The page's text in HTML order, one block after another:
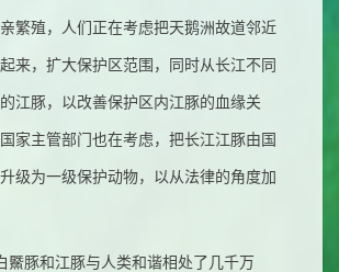
繁殖，人们正在考虑把天鹅洲故道邻近
来，扩大保护区范围，同时从长江不同
江豚，以改善保护区内江豚的血缘关
家主管部门也在考虑，把长江江豚由国
级为一级保护动物，以从法律的角度加
鱀豚和江豚与人类和谐相处了几千万